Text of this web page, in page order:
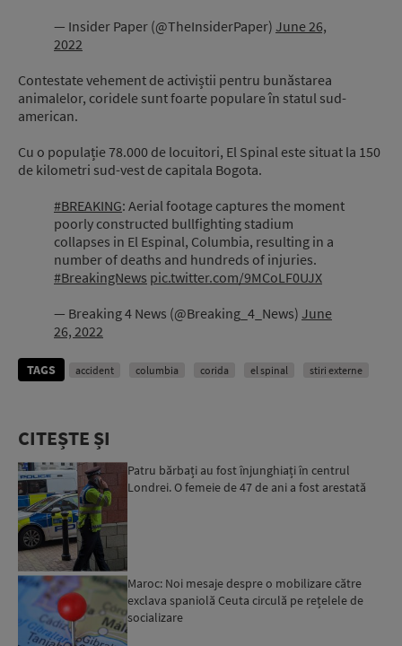
— Insider Paper (@TheInsiderPaper) June 26,
2022
Contestate vehement de activiștii pentru bunăstarea
animalelor, coridele sunt foarte populare în statul sud-
american.
Cu o populație 78.000 de locuitori, El Spinal este situat la 150
de kilometri sud-vest de capitala Bogota.
#BREAKING: Aerial footage captures the moment
poorly constructed bullfighting stadium
collapses in El Espinal, Columbia, resulting in a
number of deaths and hundreds of injuries.
#BreakingNews pic.twitter.com/9MCoLF0UJX
— Breaking 4 News (@Breaking_4_News) June
26, 2022
TAGS accident columbia corida el spinal stiri externe
CITEȘTE ȘI
Patru bărbați au fost înjunghiați în centrul
Londrei. O femeie de 47 de ani a fost arestată
Maroc: Noi mesaje despre o mobilizare către
exclava spaniolă Ceuta circulă pe rețelele de
socializare